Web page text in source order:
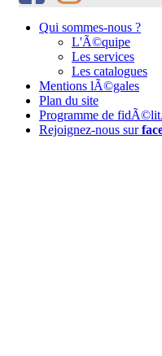
Qui sommes-nous ?
L'Ã©quipe
Les services
Les catalogues
Mentions lÃ©gales
Plan du site
Programme de
Rejoignez-nous sur